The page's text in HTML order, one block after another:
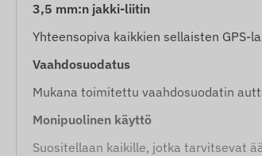
3,5 mm:n jakki-liitin
Yhteensopiva kaikkien sellaisten
Vaahdosuodatus
Mukana toimitettu vaahdosuodatin
Monipuolinen käyttö
Suositellaan kaikille, jotka tarvitsevat